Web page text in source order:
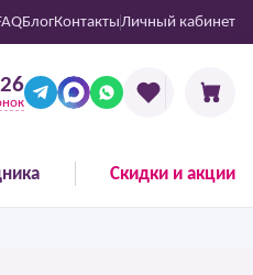
БлогКонтактыЛичный кабинет
Скидки и акции